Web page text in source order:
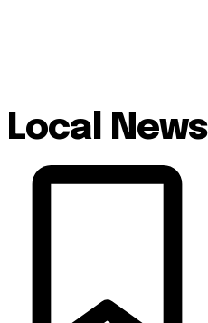
Local News